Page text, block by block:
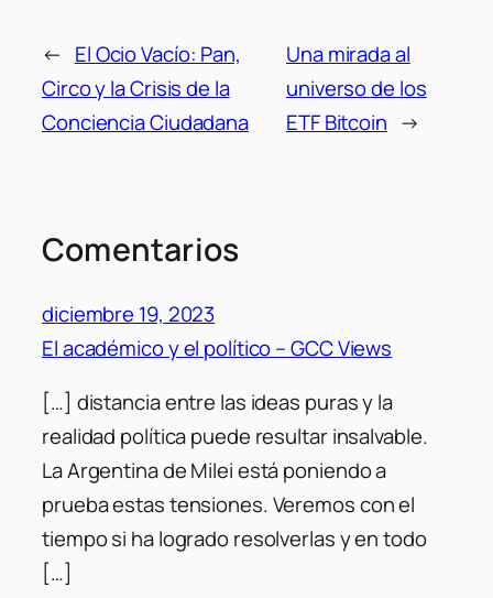
← El Ocio Vacío: Pan,
Circo y la Crisis de la
Conciencia Ciudadana
Una mirada al
universo de los
ETF Bitcoin →
Comentarios
diciembre 19, 2023
El académico y el político – GCC Views
[…] distancia entre las ideas puras y la
realidad política puede resultar insalvable.
La Argentina de Milei está poniendo a
prueba estas tensiones. Veremos con el
tiempo si ha logrado resolverlas y en todo
[…]